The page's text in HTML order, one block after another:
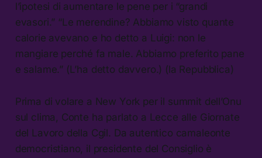
l’ipotesi di aumentare le pene per i “grandi
evasori.” “Le merendine? Abbiamo visto quante
calorie avevano e ho detto a Luigi: non le
mangiare perché fa male. Abbiamo preferito pane
e salame.” (L’ha detto davvero.) (la Repubblica)
Prima di volare a New York per il summit dell’Onu
sul clima, Conte ha parlato a Lecce alle Giornate
del Lavoro della Cgil. Da autentico camaleonte
democristiano, il presidente del Consiglio è